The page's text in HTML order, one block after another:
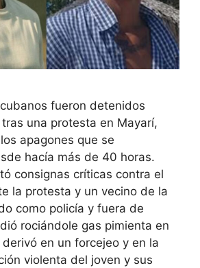
fueron detenidos
una protesta en Mayarí,
apagones que se
hacía más de 40 horas.
consignas críticas contra el
la protesta y un vecino de la
como policía y fuera de
rociándole gas pimienta en
en un forcejeo y en la
violenta del joven y sus